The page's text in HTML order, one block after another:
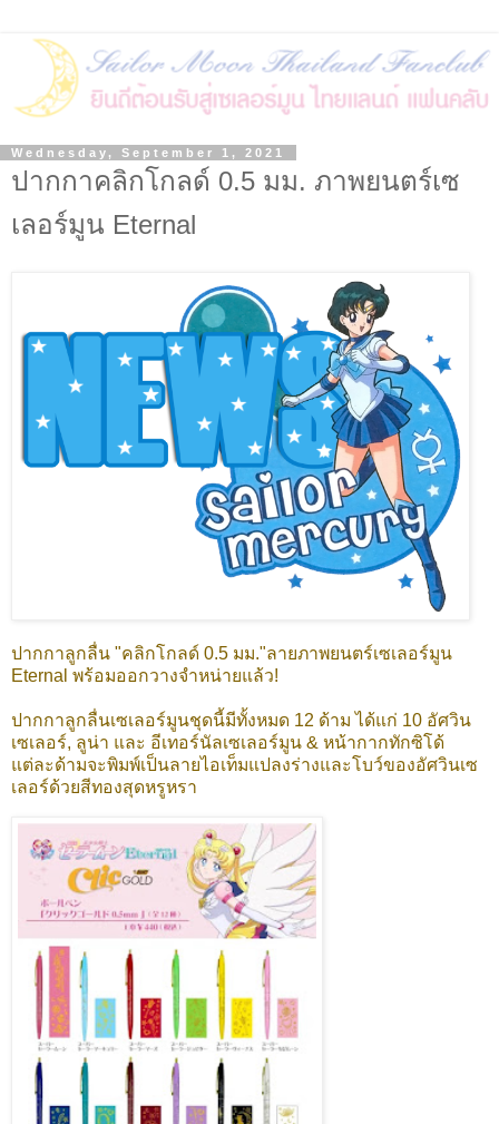
Wednesday, September 1, 2021
ปากกาคลิกโกลด์ 0.5 มม. ภาพยนตร์เซ
เลอร์มูน Eternal
ปากกาลูกลื่น "คลิกโกลด์ 0.5 มม."ลายภาพยนตร์เซเลอร์มูน
Eternal พร้อมออกวางจำหน่ายแล้ว!
ปากกาลูกลื่นเซเลอร์มูนชุดนี้มีทั้งหมด 12 ด้าม ได้แก่ 10 อัศวิน
เซเลอร์, ลูน่า และ อีเทอร์นัลเซเลอร์มูน & หน้ากากทักซิโด้
แต่ละด้ามจะพิมพ์เป็นลายไอเท็มแปลงร่างและโบว์ของอัศวินเซ
เลอร์ด้วยสีทองสุดหรูหรา